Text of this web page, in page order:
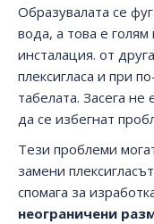
Образувалата се
вода, а това е
инсталация. от
плексигласа и при
табелата. Засега
да се избегнат
Тези проблеми
замени
спомага за
неограничени